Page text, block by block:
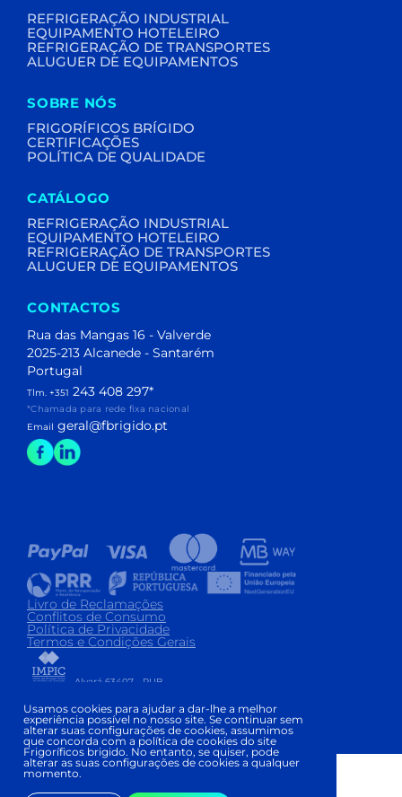
REFRIGERAÇÃO INDUSTRIAL
EQUIPAMENTO HOTELEIRO
REFRIGERAÇÃO DE TRANSPORTES
ALUGUER DE EQUIPAMENTOS
SOBRE NÓS
FRIGORÍFICOS BRÍGIDO
CERTIFICAÇÕES
POLÍTICA DE QUALIDADE
CATÁLOGO
REFRIGERAÇÃO INDUSTRIAL
EQUIPAMENTO HOTELEIRO
REFRIGERAÇÃO DE TRANSPORTES
ALUGUER DE EQUIPAMENTOS
CONTACTOS
Rua das Mangas 16 - Valverde
2025-213 Alcanede - Santarém
Portugal
Tlm. +351 243 408 297*
*Chamada para rede fixa nacional
Email geral@fbrigido.pt
Livro de Reclamações
Conflitos de Consumo
Política de Privacidade
Termos e Condições Gerais
Alvará 63407 - PUB
Copyright © FRIGORÍFICOS BRIGIDO 2026 |
Development and Design:
Usamos cookies para ajudar a dar-lhe a melhor
experiência possível no nosso site. Se continuar sem
alterar suas configurações de cookies, assumimos
que concorda com a política de cookies do site
Frigoríficos brigido. No entanto, se quiser, pode
alterar as suas configurações de cookies a qualquer
momento.